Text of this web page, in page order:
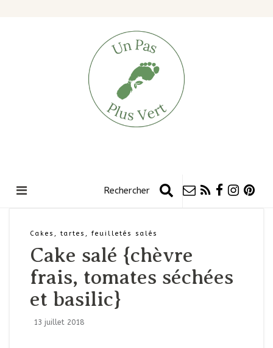
Cakes, tartes, feuilletés salés
Cake salé {chèvre
frais, tomates séchées
et basilic}
13 juillet 2018